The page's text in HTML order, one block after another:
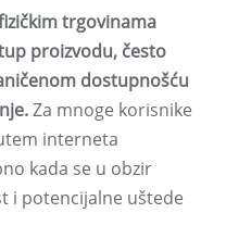
trgovinama
proizvodu, često
dostupnošću
Za mnoge korisnike
interneta
kada se u obzir
i potencijalne uštede